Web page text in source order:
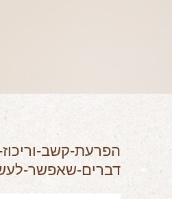
דברים-שאפשר-